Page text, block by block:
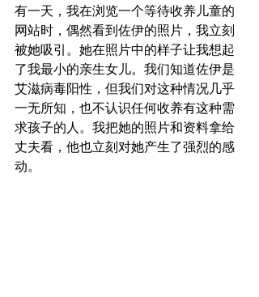
有一天，我在浏览一个等待收养儿童的
网站时，偶然看到佐伊的照片，我立刻
被她吸引。她在照片中的样子让我想起
了我最小的亲生女儿。我们知道佐伊是
艾滋病毒阳性，但我们对这种情况几乎
一无所知，也不认识任何收养有这种需
求孩子的人。我把她的照片和资料拿给
丈夫看，他也立刻对她产生了强烈的感
动。